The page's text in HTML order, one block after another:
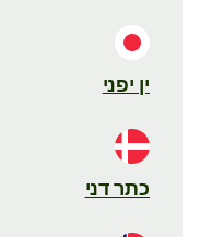
ין יפני
כתר דני